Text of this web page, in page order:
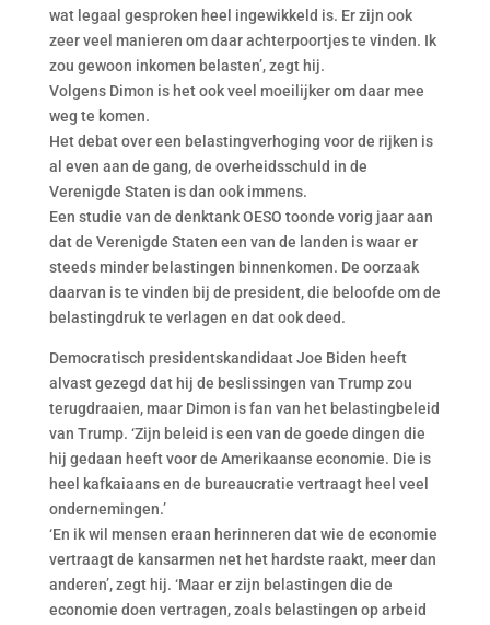
wat legaal gesproken heel ingewikkeld is. Er zijn ook
zeer veel manieren om daar achterpoortjes te vinden. Ik
zou gewoon inkomen belasten’, zegt hij.
Volgens Dimon is het ook veel moeilijker om daar mee
weg te komen.
Het debat over een belastingverhoging voor de rijken is
al even aan de gang, de overheidsschuld in de
Verenigde Staten is dan ook immens.
Een studie van de denktank OESO toonde vorig jaar aan
dat de Verenigde Staten een van de landen is waar er
steeds minder belastingen binnenkomen. De oorzaak
daarvan is te vinden bij de president, die beloofde om de
belastingdruk te verlagen en dat ook deed.
Democratisch presidentskandidaat Joe Biden heeft
alvast gezegd dat hij de beslissingen van Trump zou
terugdraaien, maar Dimon is fan van het belastingbeleid
van Trump. ‘Zijn beleid is een van de goede dingen die
hij gedaan heeft voor de Amerikaanse economie. Die is
heel kafkaiaans en de bureaucratie vertraagt heel veel
ondernemingen.’
‘En ik wil mensen eraan herinneren dat wie de economie
vertraagt de kansarmen net het hardste raakt, meer dan
anderen’, zegt hij. ‘Maar er zijn belastingen die de
economie doen vertragen, zoals belastingen op arbeid